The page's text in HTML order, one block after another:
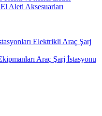
El Aleti Aksesuarları
Elektrikli Araç Şarj
Araç Şarj İstasyonu